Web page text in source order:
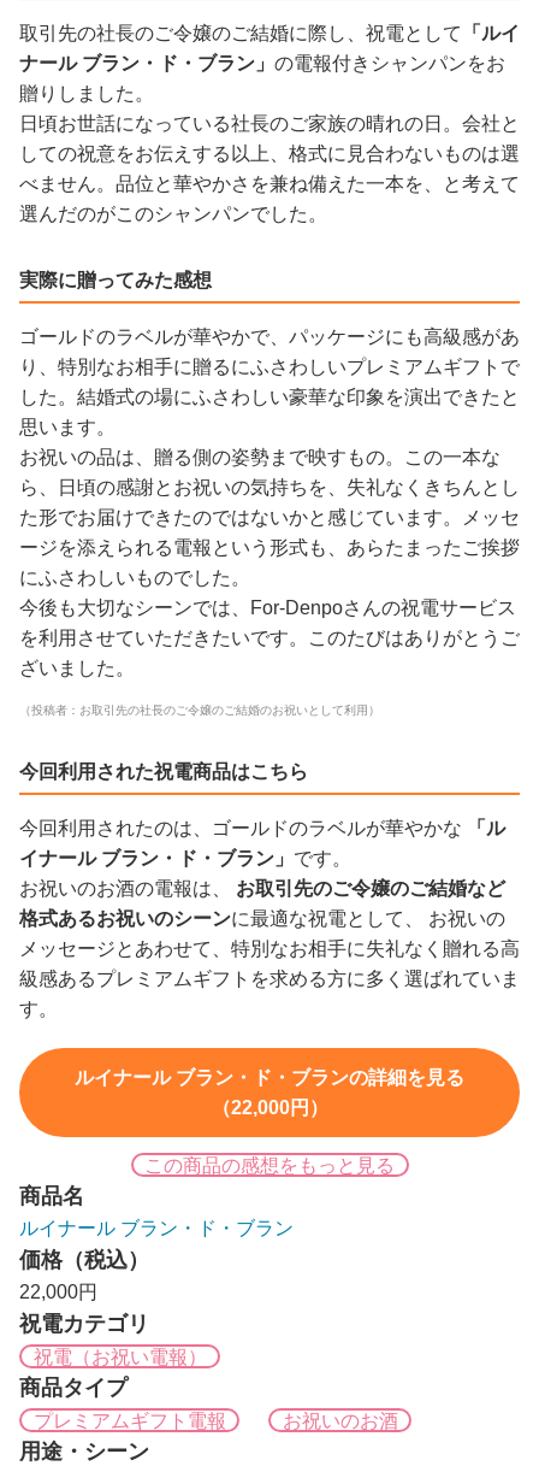
取引先の社長のご令嬢のご結婚に際し、祝電として
「ルイ
ナール ブラン・ド・ブラン」 の電報付きシャンパンをお
贈りしました。
日頃お世話になっている社長のご家族の晴れの日。会社と
しての祝意をお伝えする以上、格式に見合わないものは選
べません。品位と華やかさを兼ね備えた一本を、と考えて
選んだのがこのシャンパンでした。
実際に贈ってみた感想
ゴールドのラベルが華やかで、パッケージにも高級感があ
り、特別なお相手に贈るにふさわしいプレミアムギフトで
した。結婚式の場にふさわしい豪華な印象を演出できたと
思います。
お祝いの品は、贈る側の姿勢まで映すもの。この一本な
ら、日頃の感謝とお祝いの気持ちを、失礼なくきちんとし
た形でお届けできたのではないかと感じています。メッセ
ージを添えられる電報という形式も、あらたまったご挨拶
にふさわしいものでした。
今後も大切なシーンでは、For-Denpoさんの祝電サービス
を利用させていただきたいです。このたびはありがとうご
ざいました。
（投稿者：お取引先の社長のご令嬢のご結婚のお祝いとして利用）
今回利用された祝電商品はこちら
今回利用されたのは、ゴールドのラベルが華やかな
「ル
イナール ブラン・ド・ブラン」 です。
お祝いのお酒の電報は、 お取引先のご令嬢のご結婚など
格式あるお祝いのシーンに最適な祝電として、 お祝いの
メッセージとあわせて、特別なお相手に失礼なく贈れる高
級感あるプレミアムギフトを求める方に多く選ばれていま
す。
ルイナール ブラン・ド・ブランの詳細を見る
（22,000円）
この商品の感想をもっと見る
商品名
ルイナール ブラン・ド・ブラン
価格（税込）
22,000円
祝電カテゴリ
祝電（お祝い電報）
商品タイプ
プレミアムギフト電報 お祝いのお酒
用途・シーン